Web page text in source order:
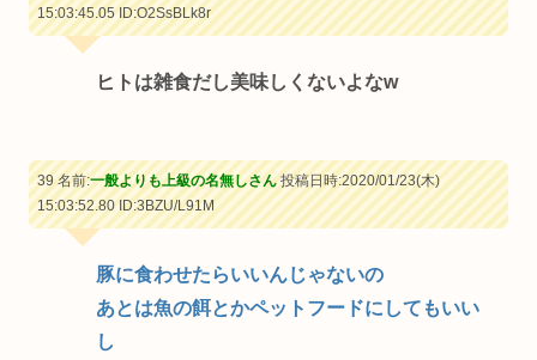
15:03:45.05ID:O2SsBLk8r
ヒトは雑食だし美味しくないよなw
39 名前:一般よりも上級の名無しさん投稿日時:2020/01/23(木)
15:03:52.80ID:3BZU/L91M
豚に食わせたらいいんじゃないの
あとは魚の餌とかペットフードにしてもいい
し